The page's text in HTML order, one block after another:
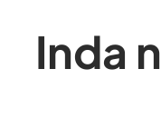
Inda